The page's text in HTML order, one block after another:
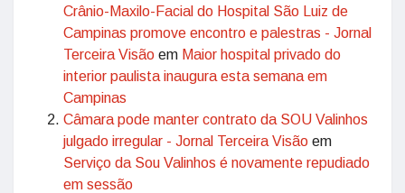
Crânio-Maxilo-Facial do Hospital São Luiz de
Campinas promove encontro e palestras - Jornal
Terceira Visão em Maior hospital privado do
interior paulista inaugura esta semana em
Campinas
Câmara pode manter contrato da SOU Valinhos
julgado irregular - Jornal Terceira Visão em
Serviço da Sou Valinhos é novamente repudiado
em sessão